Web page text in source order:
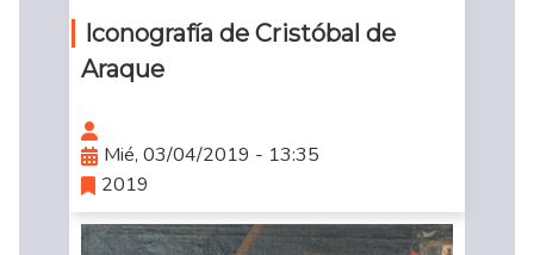
Iconografía de Cristóbal de
Araque
Mié, 03/04/2019 - 13:35
2019